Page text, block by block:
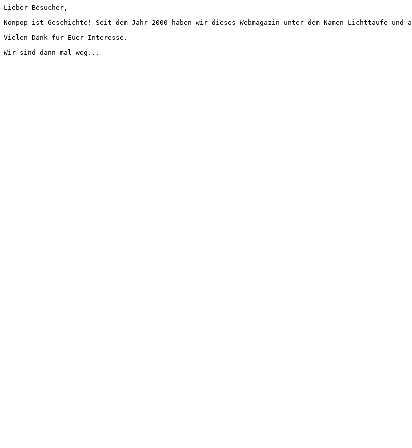
Lieber Besucher,
Nonpop ist Geschichte! Seit dem Jahr 2000 haben wir dieses Webmagazin unter dem Namen Lichttaufe
Vielen Dank für Euer Interesse.
Wir sind dann mal weg...